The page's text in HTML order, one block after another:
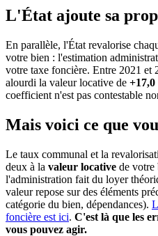
L'État ajoute sa
En parallèle, l'État revalorise
votre bien : l'estimation
votre taxe foncière. Entre 2021 et
alourdi la valeur locative de
coefficient n'est pas contestable
Mais voici ce que
Le taux communal et la
deux à la valeur locative de votre
l'administration fait du loyer
valeur repose sur des éléments
catégorie du bien, dépendances).
foncière est ici. C'est là que les
vous pouvez agir.